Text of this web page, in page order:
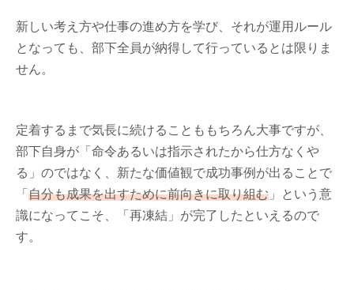
新しい考え方や仕事の進め方を学び、それが運用ルール
となっても、部下全員が納得して行っているとは限りま
せん。
定着するまで気長に続けることももちろん大事ですが、
部下自身が「命令あるいは指示されたから仕方なくや
る」のではなく、新たな価値観で成功事例が出ることで
「 自分も成果を出すために前向きに取り組む 」という意
識になってこそ、「再凍結」が完了したといえるので
す。